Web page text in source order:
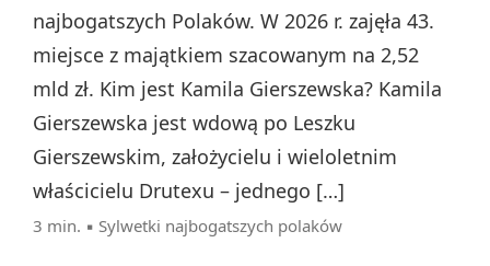
najbogatszych Polaków. W 2026 r. zajęła 43.
miejsce z majątkiem szacowanym na 2,52
mld zł. Kim jest Kamila Gierszewska? Kamila
Gierszewska jest wdową po Leszku
Gierszewskim, założycielu i wieloletnim
właścicielu Drutexu – jednego […]
3 min. ▪ Sylwetki najbogatszych polaków